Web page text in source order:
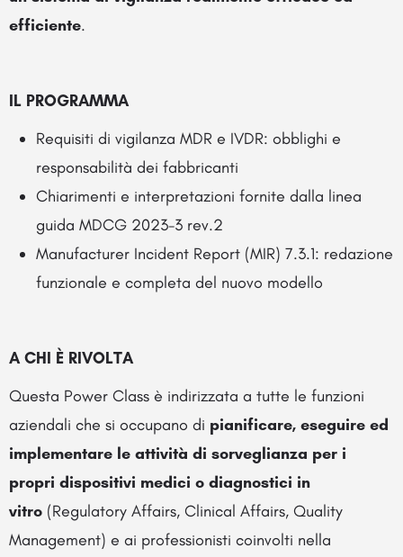
efficiente.
IL PROGRAMMA
Requisiti di vigilanza MDR e IVDR: obblighi e
responsabilità dei fabbricanti
Chiarimenti e interpretazioni fornite dalla linea
guida MDCG 2023-3 rev.2
Manufacturer Incident Report (MIR) 7.3.1: redazione
funzionale e completa del nuovo modello
A CHI È RIVOLTA
Questa Power Class è indirizzata a tutte le funzioni
aziendali che si occupano di pianificare, eseguire ed
implementare le attività di sorveglianza per i
propri dispositivi medici o diagnostici in
vitro (Regulatory Affairs, Clinical Affairs, Quality
Management) e ai professionisti coinvolti nella